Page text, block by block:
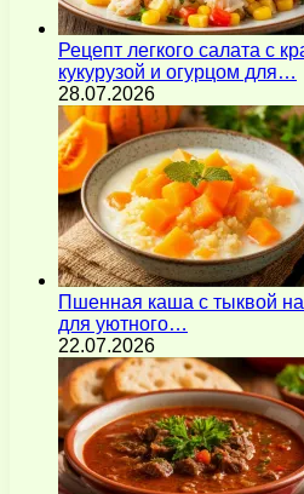
Рецепт легкого салата с
кукурузой и огурцом для…
28.07.2026
Пшенная каша с тыквой
для уютного…
22.07.2026